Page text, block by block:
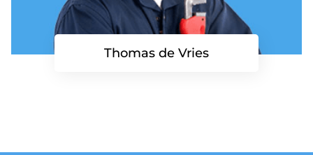
Thomas de Vries